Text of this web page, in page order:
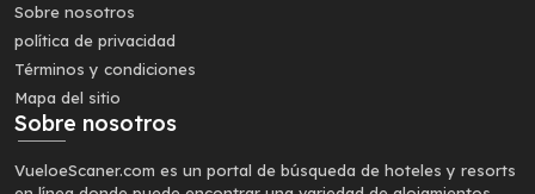
Sobre nosotros
política de privacidad
Términos y condiciones
Mapa del sitio
Sobre nosotros
VueloeScaner.com es un portal de búsqueda de hoteles y resorts